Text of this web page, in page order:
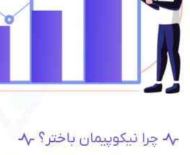
چرا نیکوپیمان باختر؟